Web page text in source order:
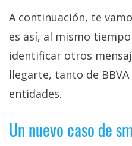
A continuación, te
es así, al mismo
identificar otros
llegarte, tanto de
entidades.
Un nuevo caso de